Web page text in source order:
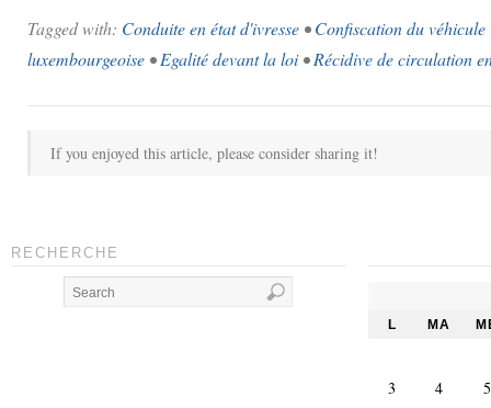
Tagged with: Conduite en état d'ivresse •Confiscation du véhicule
luxembourgeoise •Egalité devant la loi•Récidive de circulation
If you enjoyed this article, please consider sharing it!
RECHERCHE
L MA
3 4
5